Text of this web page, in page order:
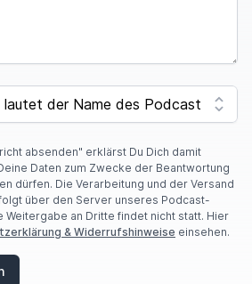
absenden" erklärst Du Dich damit
Daten zum Zwecke der Beantwortung
dürfen. Die Verarbeitung und der Versand
über den Server unseres Podcast-
Weitergabe an Dritte findet nicht statt. Hier
& Widerrufshinweise einsehen.